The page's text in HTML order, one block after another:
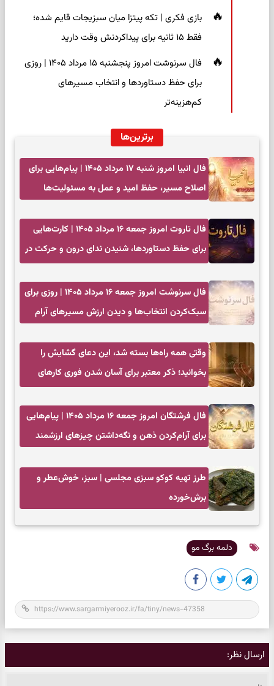
بازی فکری | تکه پیتزا میان سبزیجات قایم شده؛
فقط ۱۵ ثانیه برای پیداکردنش وقت دارید
فال سرنوشت امروز پنجشنبه ۱۵ مرداد ۱۴۰۵ | روزی
برای حفظ دستاوردها و انتخاب مسیرهای
کم‌هزینه‌تر
برترین‌ها
فال انبیا امروز شنبه ۱۷ مرداد ۱۴۰۵ | پیام‌هایی برای
اصلاح مسیر، حفظ امید و عمل به مسئولیت‌ها
فال تاروت امروز جمعه ۱۶ مرداد ۱۴۰۵ | کارت‌هایی
برای حفظ دستاوردها، شنیدن ندای درون و حرکت در
فال سرنوشت امروز جمعه ۱۶ مرداد ۱۴۰۵ | روزی برای
سبک‌کردن انتخاب‌ها و دیدن ارزش مسیرهای آرام
وقتی همه راه‌ها بسته شد، این دعای گشایش را
بخوانید؛ ذکر معتبر برای آسان شدن فوری کارهای
فال فرشتگان امروز جمعه ۱۶ مرداد ۱۴۰۵ | پیام‌هایی
برای آرام‌کردن ذهن و نگه‌داشتن چیزهای ارزشمند
طرز تهیه کوکو سبزی مجلسی | سبز، خوش‌عطر و
برش‌خورده
دلمه برگ مو
ارسال نظر: